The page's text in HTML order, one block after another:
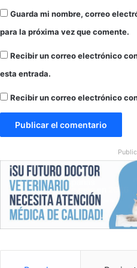
b
o
e
n
o
s
n
e
l
e
s
Guarda mi nombre, correo
para la próxima vez que comente.
Recibir un correo electrónico
esta entrada.
Recibir un correo electrónico